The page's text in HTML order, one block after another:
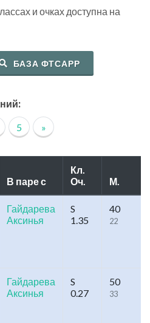
и очках доступна на
БАЗА ФТСАРР
5 »
В паре с
Кл.
Оч.
М.
Гайдарева
Аксинья
S
1.35
40
22
Гайдарева
Аксинья
S
0.27
50
33